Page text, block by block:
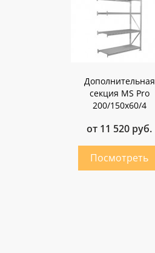
Дополнительная
секция MS Pro
200/150x60/4
от 11 520 руб.